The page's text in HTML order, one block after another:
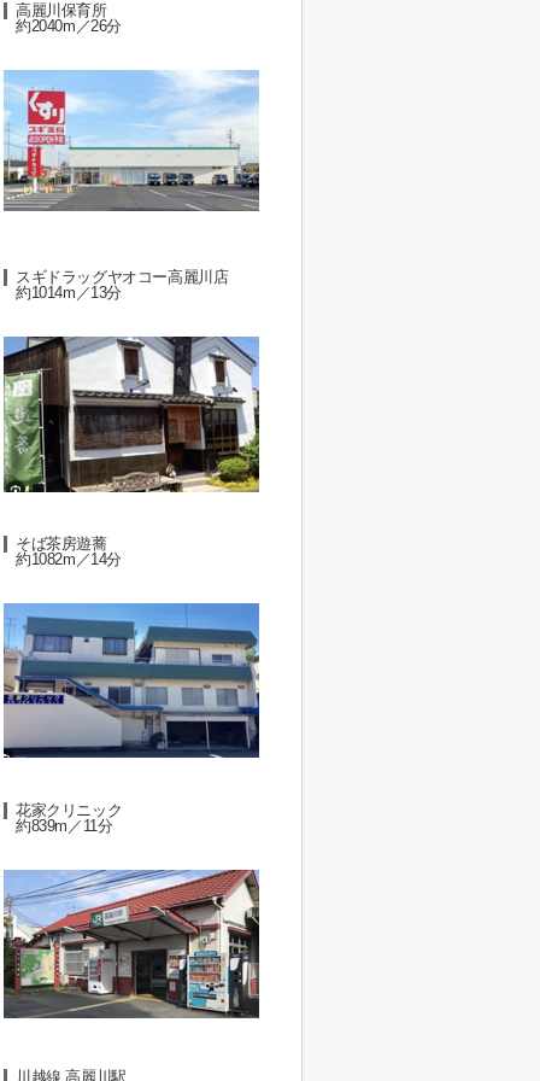
高麗川保育所
約2040m／26分
スギドラッグヤオコー高麗川店
約1014m／13分
そば茶房遊蕎
約1082m／14分
花家クリニック
約839m／11分
川越線 高麗川駅